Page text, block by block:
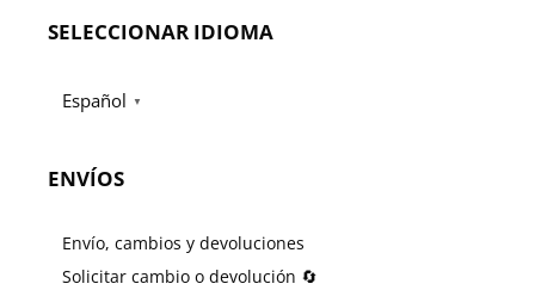
SELECCIONAR IDIOMA
Español ▼
ENVÍOS
Envío, cambios y devoluciones
Solicitar cambio o devolución 🔄